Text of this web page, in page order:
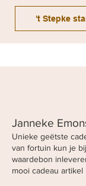
't Stepke
Janneke
Unieke geëtste
van fortuin kun je
waardebon
mooi cadeau artikel